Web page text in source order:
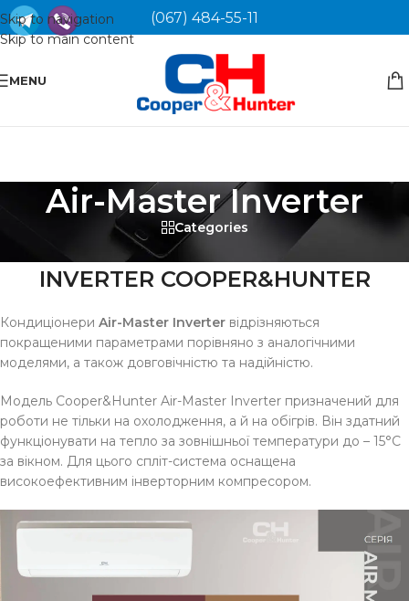
Skip to navigation
Skip to main content
(067) 484-55-11
MENU
Air-Master Inverter
Categories
КОНДИЦІОНЕР AIR-MASTER
INVERTER COOPER&HUNTER
Кондиціонери Air-Master Inverter відрізняються
покращеними параметрами порівняно з аналогічними
моделями, а також довговічністю та надійністю.
Модель Cooper&Hunter Air-Master Inverter призначений для
роботи не тільки на охолодження, а й на обігрів. Він здатний
функціонувати на тепло за зовнішньої температури до – 15°C
за вікном. Для цього спліт-система оснащена
високоефективним інверторним компресором.